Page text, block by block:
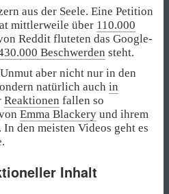
aus der Seele. Eine Petition
mittlerweile über 110.000
Reddit fluteten das Google-
Beschwerden steht.
aber nicht nur in den
natürlich auch in
Reaktionen fallen so
Emma Blackery und ihrem
den meisten Videos geht es
Inhalt